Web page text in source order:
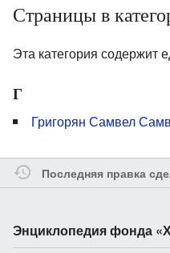
Страницы в
Эта категория содержит
Г
Григорян Самвел
Последняя правка
Энциклопедия фонда